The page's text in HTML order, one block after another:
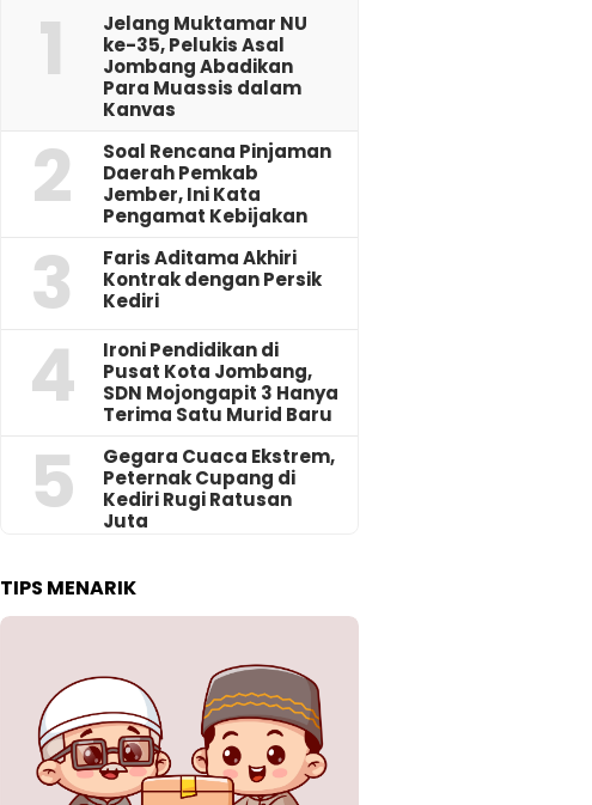
1
Jelang Muktamar NU
ke-35, Pelukis Asal
Jombang Abadikan
Para Muassis dalam
Kanvas
2
‎Soal Rencana Pinjaman
Daerah Pemkab
Jember, Ini Kata
Pengamat Kebijakan ‎
3
Faris Aditama Akhiri
Kontrak dengan Persik
Kediri
4
Ironi Pendidikan di
Pusat Kota Jombang,
SDN Mojongapit 3 Hanya
Terima Satu Murid Baru
5
‎Gegara Cuaca Ekstrem,
Peternak Cupang di
Kediri Rugi Ratusan
Juta
TIPS MENARIK